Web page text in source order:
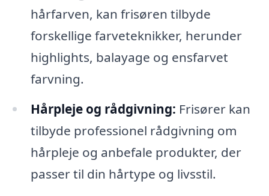
hårfarven, kan frisøren tilbyde
forskellige farveteknikker, herunder
highlights, balayage og ensfarvet
farvning.
Hårpleje og rådgivning: Frisører kan
tilbyde professionel rådgivning om
hårpleje og anbefale produkter, der
passer til din hårtype og livsstil.